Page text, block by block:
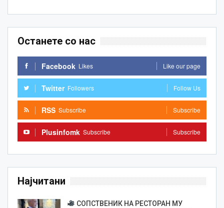
Останете со нас
Facebook Likes Like our page
Twitter Followers Follow Us
RSS Subscribe Subscribe
Plusinfomk Subscribe Subscribe
Најчитани
СОПСТВЕНИК НА РЕСТОРАН МУ